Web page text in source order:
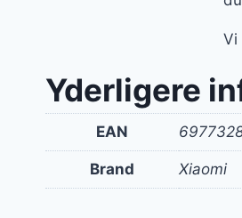
Vi
Yderligere
EAN
Brand Xiaomi